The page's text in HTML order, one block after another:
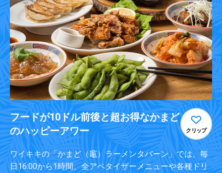
フードが10ドル前後と超お得なかまど
のハッピーアワー
クリップ
ワイキキの「かまど（竈）ラーメンタバーン」では、毎
日16:00から1時間、全アペタイザーメニューや各種ドリ